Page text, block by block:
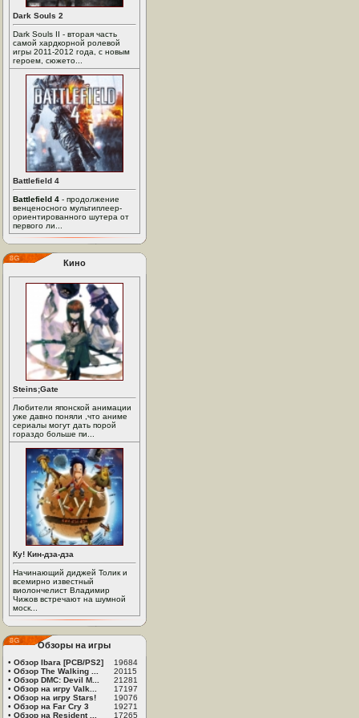
Dark Souls 2
Dark Souls II - вторая часть
самой хардкорной ролевой
игры 2011-2012 года, с новым
героем, сюжето...
Battlefield 4
Battlefield 4 - продолжение
венценосного мультиплеер-
ориентированного шутера от
первого ли...
Кино
Steins;Gate
Любители японской анимации
уже давно поняли ,что аниме
сериалы могут дать порой
гораздо больше пи...
Ку! Кин-дза-дза
Начинающий диджей Толик и
всемирно известный
виолончелист Владимир
Чижов встречают на шумной
моск...
Обзоры на игры
• Обзор Ibara [PCB/PS2]
19684
• Обзор The Walking ...
20115
• Обзор DMC: Devil M...
21281
• Обзор на игру Valk...
17197
• Обзор на игру Stars!
19076
• Обзор на Far Cry 3
19271
• Обзор на Resident ... 17265